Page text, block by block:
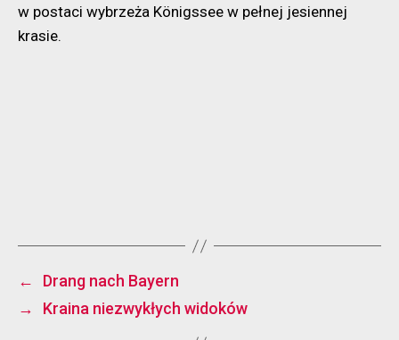
w postaci wybrzeża Königssee w pełnej jesiennej
krasie.
←
Drang nach Bayern
→
Kraina niezwykłych widoków